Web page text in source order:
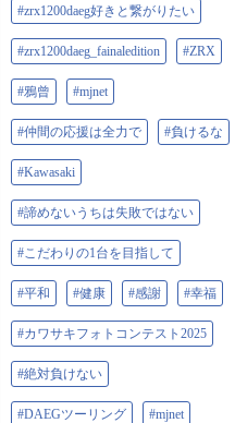
#zrx1200daeg好きと繋がりたい
#zrx1200daeg_fainaledition #ZRX
#鴉曾 #mjnet
#仲間の応援は全力で #負けるな
#Kawasaki
#諦めないうちは失敗ではない
#こだわりの1台を目指して
#平和 #健康 #感謝 #幸福
#カワサキフォトコンテスト2025
#絶対負けない
#DAEGツーリング #mjnet